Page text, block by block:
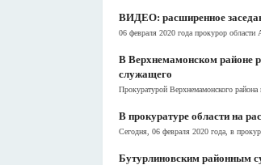
ВИДЕО: расширенное
06 февраля 2020 года прокурор области
В Верхнемамонском районе
служащего
Прокуратурой Верхнемамонского района
В прокуратуре области на
Сегодня, 06 февраля 2020 года, в
Бутурлиновским районным